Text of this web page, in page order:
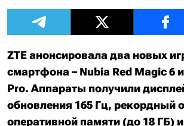
ZTE анонсировала два новых
смартфона – Nubia Red Magic 6
Pro. Аппараты получили
обновления 165 Гц, рекордный
оперативной памяти (до 18 ГБ)